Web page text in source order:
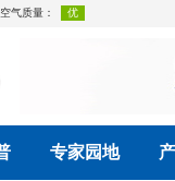
专家园地